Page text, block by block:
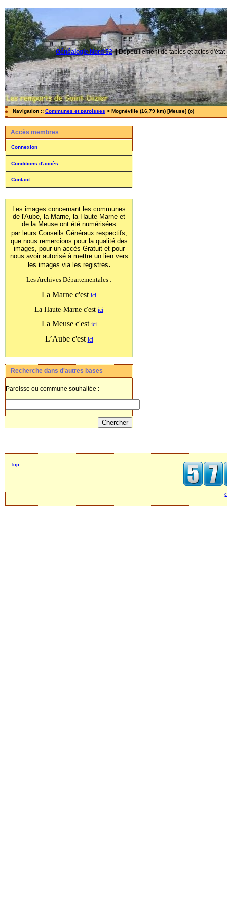
Généalogie Nord 52||Dépouillement de tables et actes
Navigation :: Communes et paroisses > Mognéville (16,79 km) [Meuse] (o)
Accès membres
Connexion
Conditions d'accès
Contact
Les images concernant les communes
de l'Aube, la Marne, la Haute Marne et
de la Meuse ont été numérisées
par leurs Conseils Généraux respectifs,
que nous remercions pour la qualité des
images, pour un accès Gratuit et pour
nous avoir autorisé à mettre un lien vers
les images via les registres.
Les Archives Départementales :
La Marne c'est ici
La Haute-Marne c'est ici
La Meuse c'est ici
L’Aube c'est ici
Recherche dans d'autres bases
Paroisse ou commune souhaitée :
Top